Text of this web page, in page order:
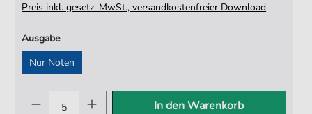
Preis inkl. gesetz. MwSt., versandkostenfreier Download
Ausgabe
Nur Noten
In den Warenkorb